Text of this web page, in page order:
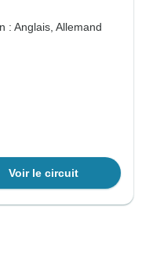
: Anglais, Allemand
Voir le circuit